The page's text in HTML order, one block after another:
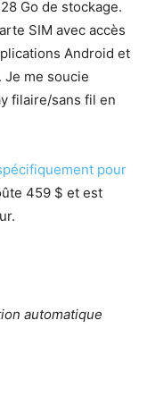
Go de stockage.
SIM avec accès
Android et
me soucie
filaire/sans fil en
pour
459 $ et est
automatique